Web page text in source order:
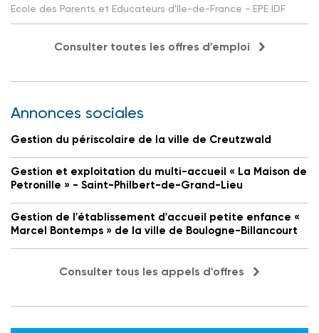
Ecole des Parents et Educateurs d'Ile-de-France - EPE IDF
Consulter toutes les offres d'emploi
Annonces sociales
Gestion du périscolaire de la ville de Creutzwald
Gestion et exploitation du multi-accueil « La Maison de
Petronille » - Saint-Philbert-de-Grand-Lieu
Gestion de l'établissement d'accueil petite enfance «
Marcel Bontemps » de la ville de Boulogne-Billancourt
Consulter tous les appels d'offres